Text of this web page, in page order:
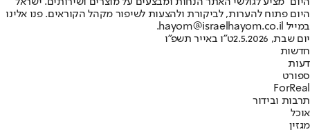
היום פתוח להערות, לביקורת ולהצעות לשיפור מקהל הקוראים. פנו אלינו
במייל hayom@israelhayom.co.il.
יום שבת, 2.5.2026
ט"ו באייר תשפ"ו
חדשות
דעות
ספורט
ForReal
תרבות ובידור
אוכל
מגזין